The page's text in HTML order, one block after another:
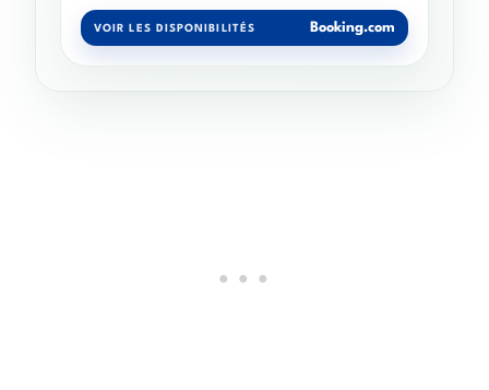
VOIR LES DISPONIBILITÉS Booking.com